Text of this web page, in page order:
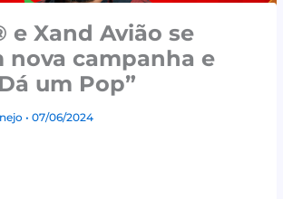
e Xand Avião se
nova campanha e
um Pop”
• 07/06/2024